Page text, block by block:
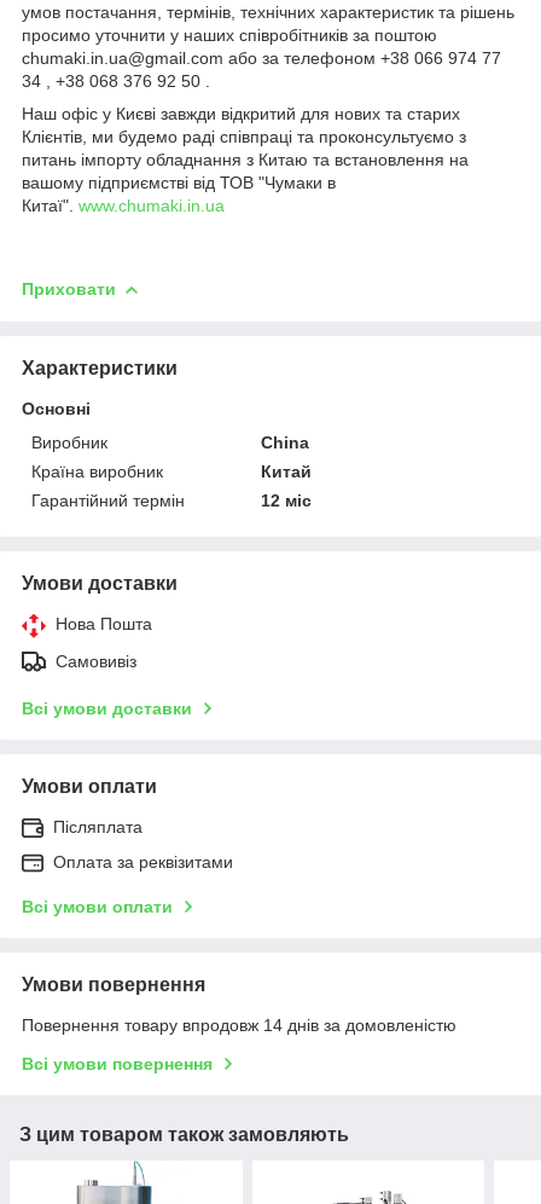
умов постачання, термінів, технічних характеристик та рішень
просимо уточнити у наших співробітників за поштою
chumaki.in.ua@gmail.com або за телефоном +38 066 974 77
34 , +38 068 376 92 50 .
Наш офіс у Києві завжди відкритий для нових та старих
Клієнтів, ми будемо раді співпраці та проконсультуємо з
питань імпорту обладнання з Китаю та встановлення на
вашому підприємстві від ТОВ "Чумаки в
Китаї". www.chumaki.in.ua
Приховати
Характеристики
Основні
Виробник
China
Країна виробник
Китай
Гарантійний термін
12 міс
Умови доставки
Нова Пошта
Самовивіз
Всі умови доставки
Умови оплати
Післяплата
Оплата за реквізитами
Всі умови оплати
Умови повернення
Повернення товару впродовж 14 днів за домовленістю
Всі умови повернення
З цим товаром також замовляють